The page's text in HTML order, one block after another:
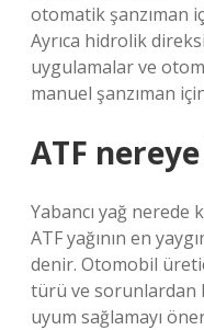
otomatik şanzıman
Ayrıca hidrolik
uygulamalar ve
manuel şanzıman
ATF
Yabancı yağ nerede
ATF yağının en
denir. Otomobil
türü ve sorunlardan
uyum sağlamayı